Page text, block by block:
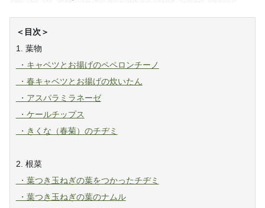
＜目次＞
1. 葉物
・キャベツとお揚げのペペロンチーノ
・春キャベツとお揚げの炊いたん
・アスパラミラネーゼ
・ケールチップス
・きくな（春菊）のチヂミ
2. 根菜
・葉つき玉ねぎの葉をつかったチヂミ
・葉つき玉ねぎの葉のナムル